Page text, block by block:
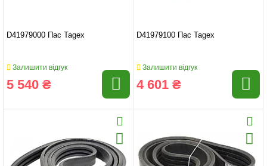
D41979000 Пас Tagex
Залишити відгук
5 540 ₴
D41979100 Пас Tagex
Залишити відгук
4 601 ₴